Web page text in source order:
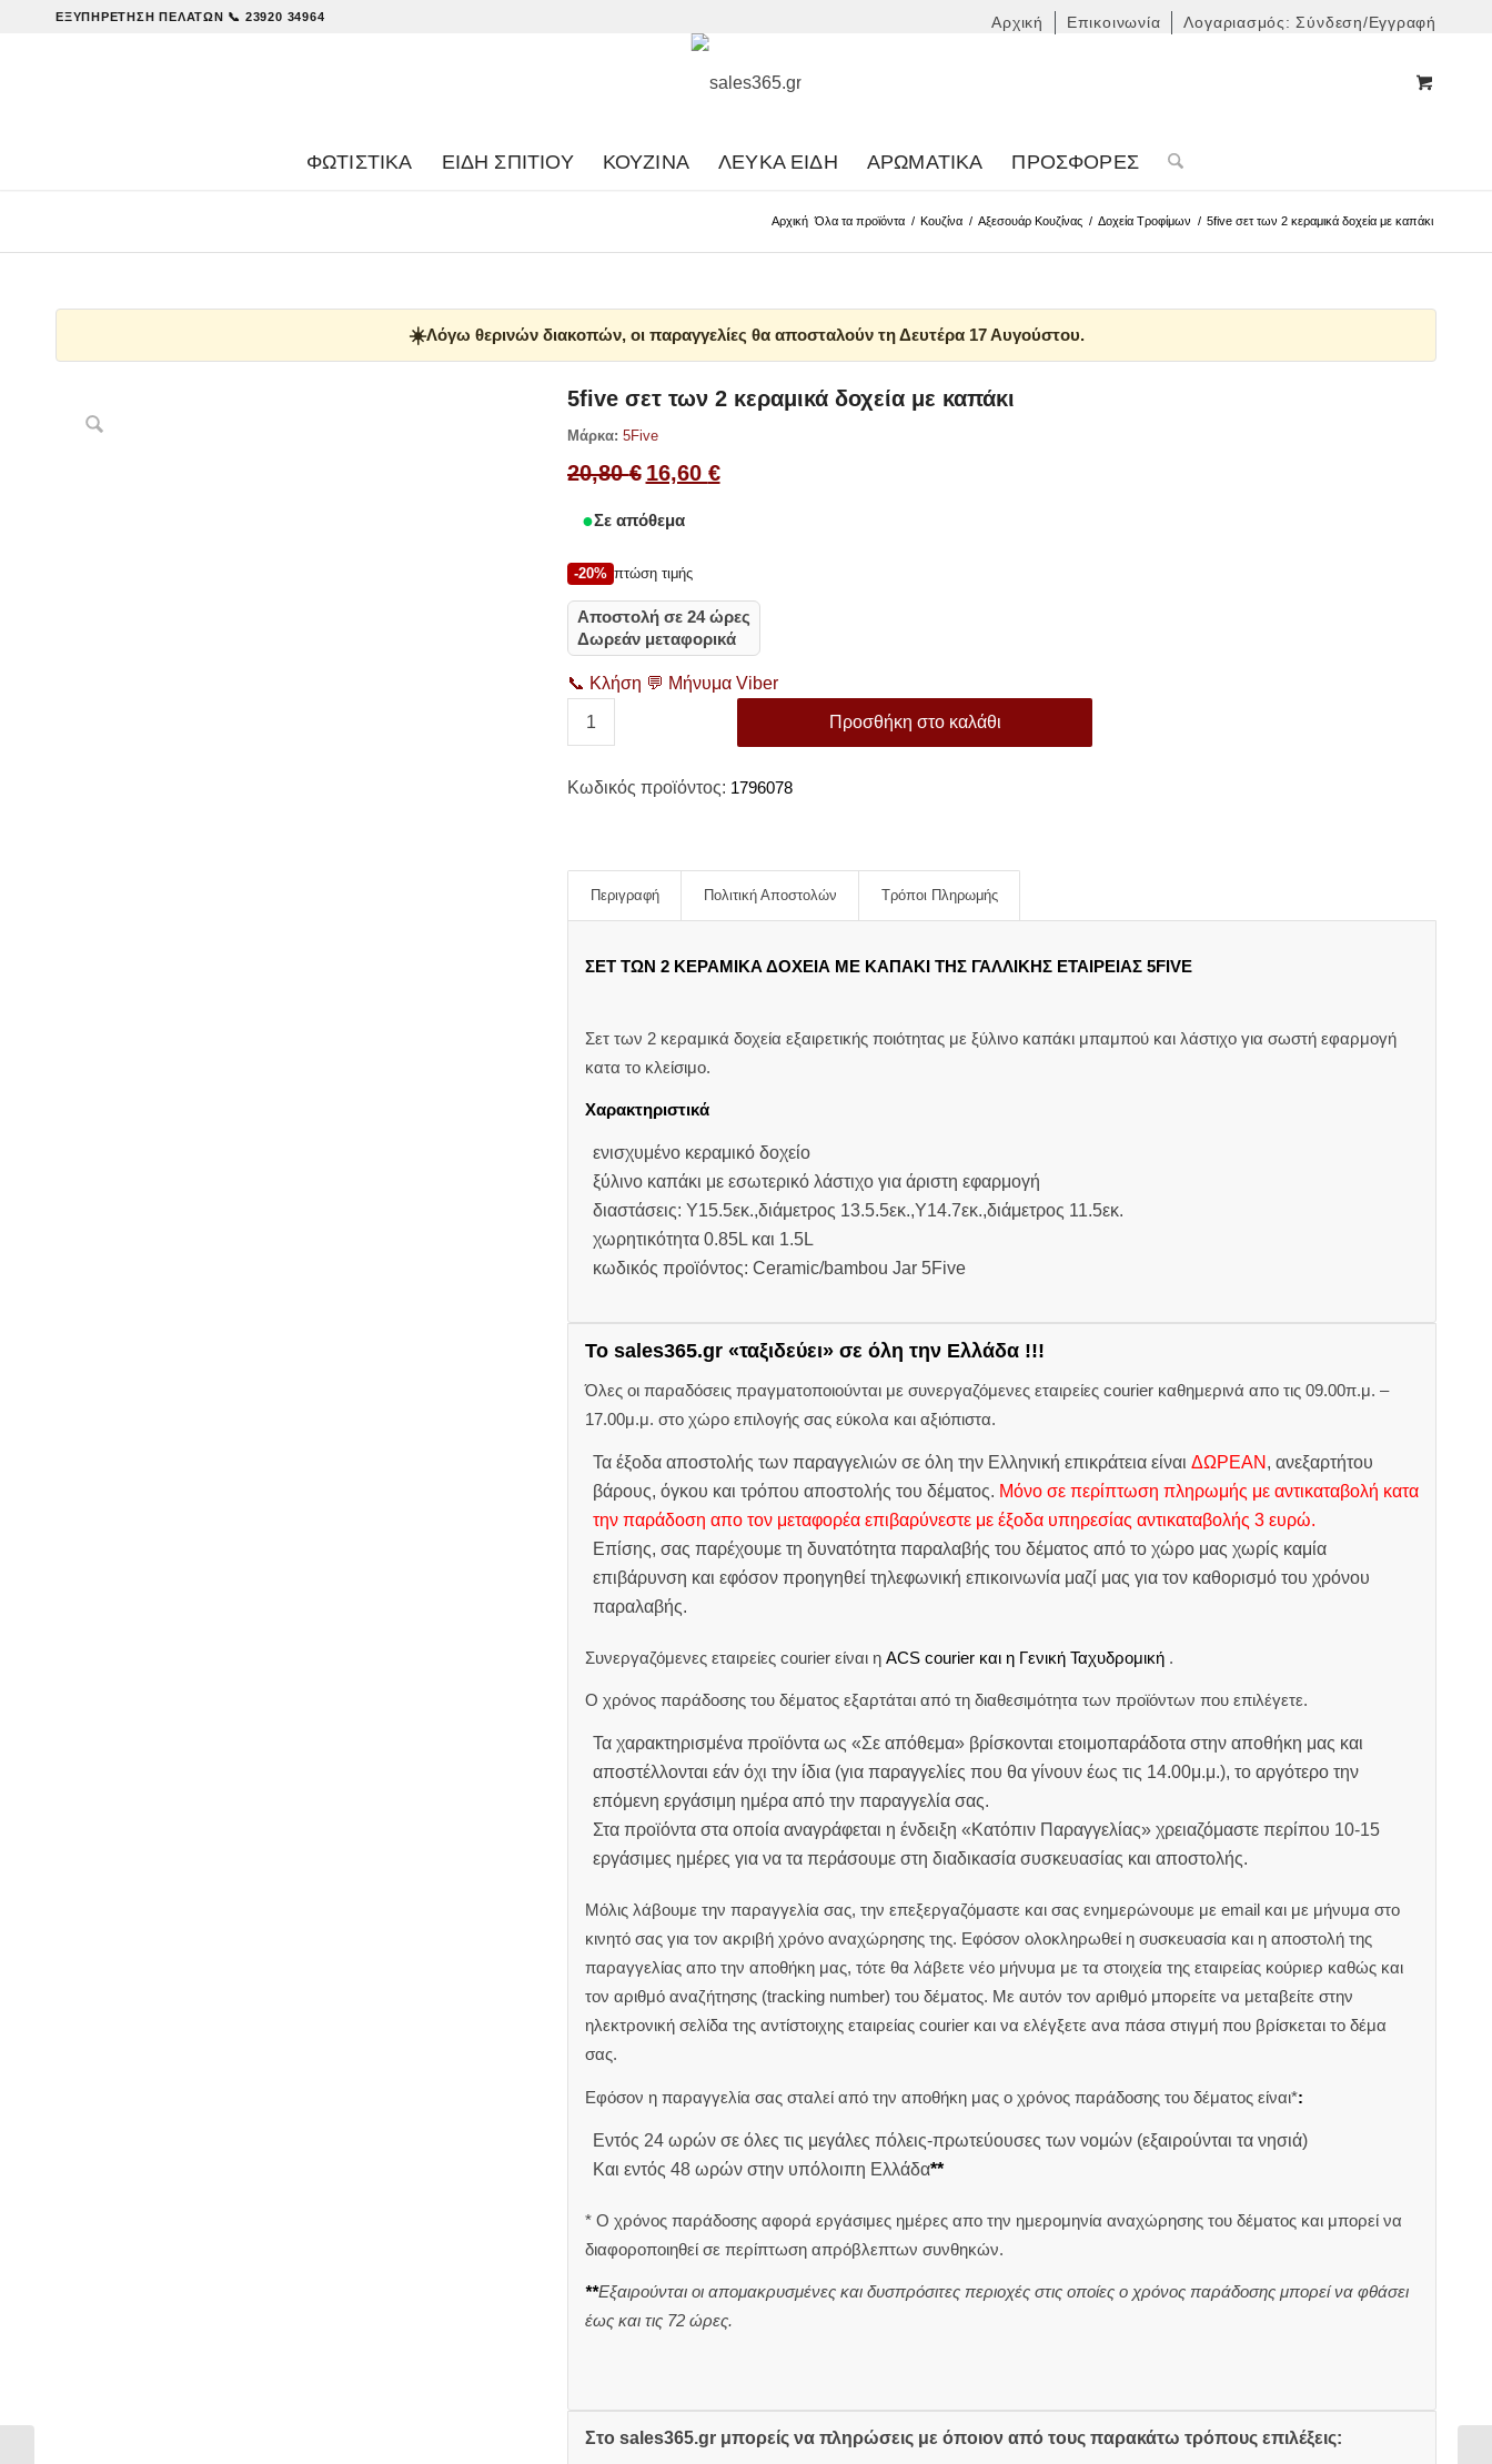
Αρχική Επικοινωνία Λογαριασμός: Σύνδεση/Εγγραφή
ΕΞΥΠΗΡΈΤΗΣΗ ΠΕΛΑΤΏΝ 📞 23920 34964
ΦΩΤΙΣΤΙΚΑ ΕΊΔΗ ΣΠΙΤΙΟΎ ΚΟΥΖΊΝΑ ΛΕΥΚΆ ΕΊΔΗ ΑΡΩΜΑΤΙΚΆ ΠΡΟΣΦΟΡΈΣ
Αρχική Όλα τα προϊόντα / Κουζίνα / Αξεσουάρ Κουζίνας / Δοχεία Τροφίμων / 5five σετ των 2 κεραμικά δοχεία με καπάκι
☀️Λόγω θερινών διακοπών, οι παραγγελίες θα αποσταλούν τη Δευτέρα 17 Αυγούστου.
5five σετ των 2 κεραμικά δοχεία με καπάκι
Μάρκα: 5Five
20,80€ Original
was:
16,60 €Η
Σε απόθεμα
-20% πτώση τιμής
Αποστολή σε 24 ώρες
Δωρεάν μεταφορικά
📞 Κλήση 💬 Μήνυμα Viber
Προσθήκη στο καλάθι
Κωδικός προϊόντος: 1796078
Περιγραφή Πολιτική Αποστολών Τρόποι Πληρωμής
ΣΕΤ ΤΩΝ 2 ΚΕΡΑΜΙΚΑ ΔΟΧΕΙΑ ΜΕ ΚΑΠΑΚΙ ΤΗΣ ΓΑΛΛΙΚΗΣ ΕΤΑΙΡΕΙΑΣ 5FIVE
Σετ των 2 κεραμικά δοχεία εξαιρετικής ποιότητας με ξύλινο καπάκι μπαμπού και λάστιχο για σωστή εφαρμογή
κατα το κλείσιμο.
Χαρακτηριστικά
ενισχυμένο κεραμικό δοχείο
ξύλινο καπάκι με εσωτερικό λάστιχο για άριστη εφαρμογή
διαστάσεις: Υ15.5εκ.,διάμετρος 13.5.5εκ.,Υ14.7εκ.,διάμετρος 11.5εκ.
χωρητικότητα 0.85L και 1.5L
κωδικός προϊόντος: Ceramic/bambou Jar 5Five
Το sales365.gr «ταξιδεύει» σε όλη την Ελλάδα !!!
Όλες οι παραδόσεις πραγματοποιούνται με συνεργαζόμενες εταιρείες courier καθημερινά απο τις 09.00π.μ. –
17.00μ.μ. στο χώρο επιλογής σας εύκολα και αξιόπιστα.
Τα έξοδα αποστολής των παραγγελιών σε όλη την Ελληνική επικράτεια είναι ΔΩΡΕΑΝ , ανεξαρτήτου
βάρους, όγκου και τρόπου αποστολής του δέματος. Μόνο σε περίπτωση πληρωμής με αντικαταβολή κατα
την παράδοση απο τον μεταφορέα επιβαρύνεστε με έξοδα υπηρεσίας αντικαταβολής 3 ευρώ.
Επίσης, σας παρέχουμε τη δυνατότητα παραλαβής του δέματος από το χώρο μας χωρίς καμία
επιβάρυνση και εφόσον προηγηθεί τηλεφωνική επικοινωνία μαζί μας για τον καθορισμό του χρόνου
παραλαβής.
Συνεργαζόμενες εταιρείες courier είναι η ACS courier και η Γενική Ταχυδρομική.
Ο χρόνος παράδοσης του δέματος εξαρτάται από τη διαθεσιμότητα των προϊόντων που επιλέγετε.
Τα χαρακτηρισμένα προϊόντα ως «Σε απόθεμα» βρίσκονται ετοιμοπαράδοτα στην αποθήκη μας και
αποστέλλονται εάν όχι την ίδια (για παραγγελίες που θα γίνουν έως τις 14.00μ.μ.), το αργότερο την
επόμενη εργάσιμη ημέρα από την παραγγελία σας.
Στα προϊόντα στα οποία αναγράφεται η ένδειξη «Κατόπιν Παραγγελίας» χρειαζόμαστε περίπου 10-15
εργάσιμες ημέρες για να τα περάσουμε στη διαδικασία συσκευασίας και αποστολής.
Μόλις λάβουμε την παραγγελία σας, την επεξεργαζόμαστε και σας ενημερώνουμε με email και με μήνυμα στο
κινητό σας για τον ακριβή χρόνο αναχώρησης της. Εφόσον ολοκληρωθεί η συσκευασία και η αποστολή της
παραγγελίας απο την αποθήκη μας, τότε θα λάβετε νέο μήνυμα με τα στοιχεία της εταιρείας κούριερ καθώς και
τον αριθμό αναζήτησης (tracking number) του δέματος. Με αυτόν τον αριθμό μπορείτε να μεταβείτε στην
ηλεκτρονική σελίδα της αντίστοιχης εταιρείας courier και να ελέγξετε ανα πάσα στιγμή που βρίσκεται το δέμα
σας.
Εφόσον η παραγγελία σας σταλεί από την αποθήκη μας ο χρόνος παράδοσης του δέματος είναι*:
Εντός 24 ωρών σε όλες τις μεγάλες πόλεις-πρωτεύουσες των νομών (εξαιρούνται τα νησιά)
Και εντός 48 ωρών στην υπόλοιπη Ελλάδα**
* Ο χρόνος παράδοσης αφορά εργάσιμες ημέρες απο την ημερομηνία αναχώρησης του δέματος και μπορεί να
διαφοροποιηθεί σε περίπτωση απρόβλεπτων συνθηκών.
**Εξαιρούνται οι απομακρυσμένες και δυσπρόσιτες περιοχές στις οποίες ο χρόνος παράδοσης μπορεί να φθάσει
έως και τις 72 ώρες.
Στο sales365.gr μπορείς να πληρώσεις με όποιον από τους παρακάτω τρόπους επιλέξεις: